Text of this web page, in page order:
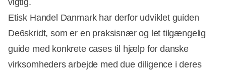
Etisk Handel Danmark har derfor udviklet guiden
De6skridt, som er en praksisnær og let tilgængelig
guide med konkrete cases til hjælp for danske
virksomheders arbejde med due diligence i deres